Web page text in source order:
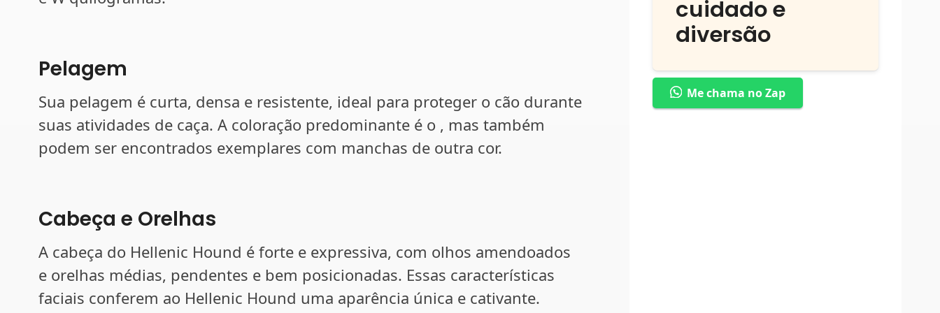
Pelagem
Sua pelagem é curta, densa e resistente, ideal para proteger o cão durante
suas atividades de caça. A coloração predominante é o , mas também
podem ser encontrados exemplares com manchas de outra cor.
Cabeça e Orelhas
A cabeça do Hellenic Hound é forte e expressiva, com olhos amendoados
e orelhas médias, pendentes e bem posicionadas. Essas características
faciais conferem ao Hellenic Hound uma aparência única e cativante.
cuidado e
diversão
Me chama no Zap